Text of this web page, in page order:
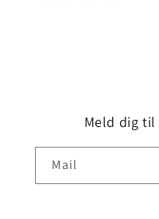
Meld dig
Mail